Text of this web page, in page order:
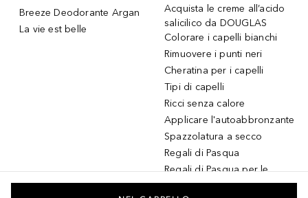
Breeze Deodorante Argan
La vie est belle
Acquista le creme all’acido
salicilico da DOUGLAS
Colorare i capelli bianchi
Rimuovere i punti neri
Cheratina per i capelli
Tipi di capelli
Ricci senza calore
Applicare l'autoabbronzante
Spazzolatura a secco
Regali di Pasqua
Regali di Pasqua per le
donne